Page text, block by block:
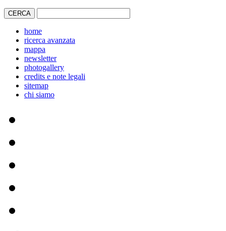
home
ricerca avanzata
mappa
newsletter
photogallery
credits e note legali
sitemap
chi siamo